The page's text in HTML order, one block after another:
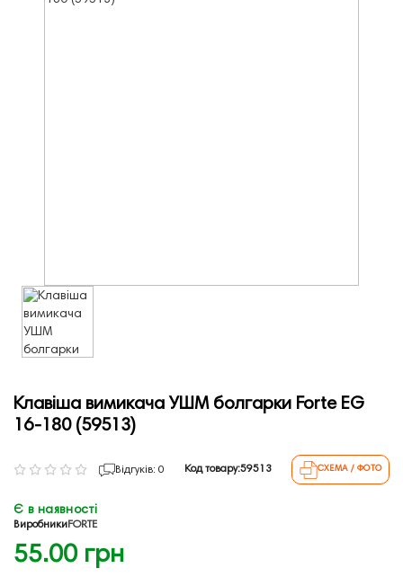
Клавіша вимикача УШМ болгарки Forte EG
16-180 (59513)
Відгуків: 0 Код товару:59513 СХЕМА / ФОТО
Є в наявності
ВиробникиFORTE
55.00 грн